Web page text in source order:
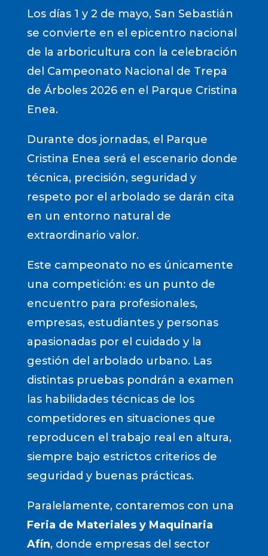
Los días 1 y 2 de mayo, San Sebastián
se convierte en el epicentro nacional
de la arboricultura con la celebración
del Campeonato Nacional de Trepa
de Árboles 2026 en el Parque Cristina
Enea.
Durante dos jornadas, el Parque
Cristina Enea será el escenario donde
técnica, precisión, seguridad y
respeto por el arbolado se darán cita
en un entorno natural de
extraordinario valor.
Este campeonato no es únicamente
una competición: es un punto de
encuentro para profesionales,
empresas, estudiantes y personas
apasionadas por el cuidado y la
gestión del arbolado urbano. Las
distintas pruebas pondrán a examen
las habilidades técnicas de los
competidores en situaciones que
reproducen el trabajo real en altura,
siempre bajo estrictos criterios de
seguridad y buenas prácticas.
Paralelamente, contaremos con una
Feria de Materiales y Maquinaria
Afín, donde empresas del sector